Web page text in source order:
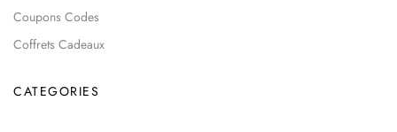
Coupons Codes
Coffrets Cadeaux
CATEGORIES